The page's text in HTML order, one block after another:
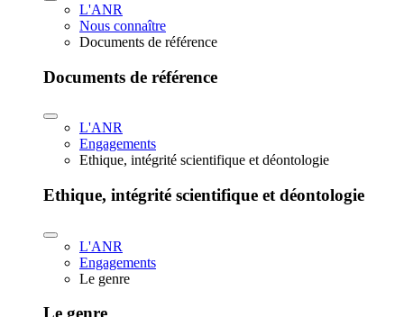
L'ANR
Nous connaître
Documents de référence
Documents de référence
L'ANR
Engagements
Ethique, intégrité scientifique et déontologie
Ethique, intégrité scientifique et déontologie
L'ANR
Engagements
Le genre